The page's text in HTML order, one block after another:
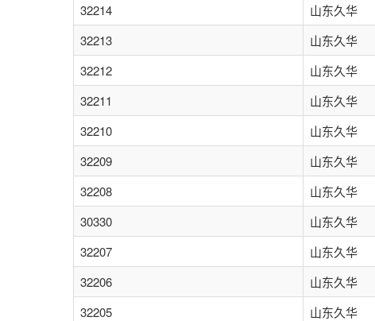
32214
山东久华
32213
山东久华
32212
山东久华
32211
山东久华
32210
山东久华
32209
山东久华
32208
山东久华
30330
山东久华
32207
山东久华
32206
山东久华
32205
山东久华